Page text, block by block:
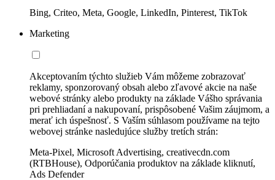
Bing, Criteo, Meta, Google, LinkedIn, Pinterest, TikTok
Marketing
Akceptovaním týchto služieb Vám môžeme zobrazovať
reklamy, sponzorovaný obsah alebo zľavové akcie na naše
webové stránky alebo produkty na základe Vášho správania
pri prehliadaní a nakupovaní, prispôsobené Vašim záujmom, a
merať ich úspešnosť. S Vaším súhlasom používame na tejto
webovej stránke nasledujúce služby tretích strán:
Meta-Pixel, Microsoft Advertising, creativecdn.com
(RTBHouse), Odporúčania produktov na základe kliknutí,
Ads Defender